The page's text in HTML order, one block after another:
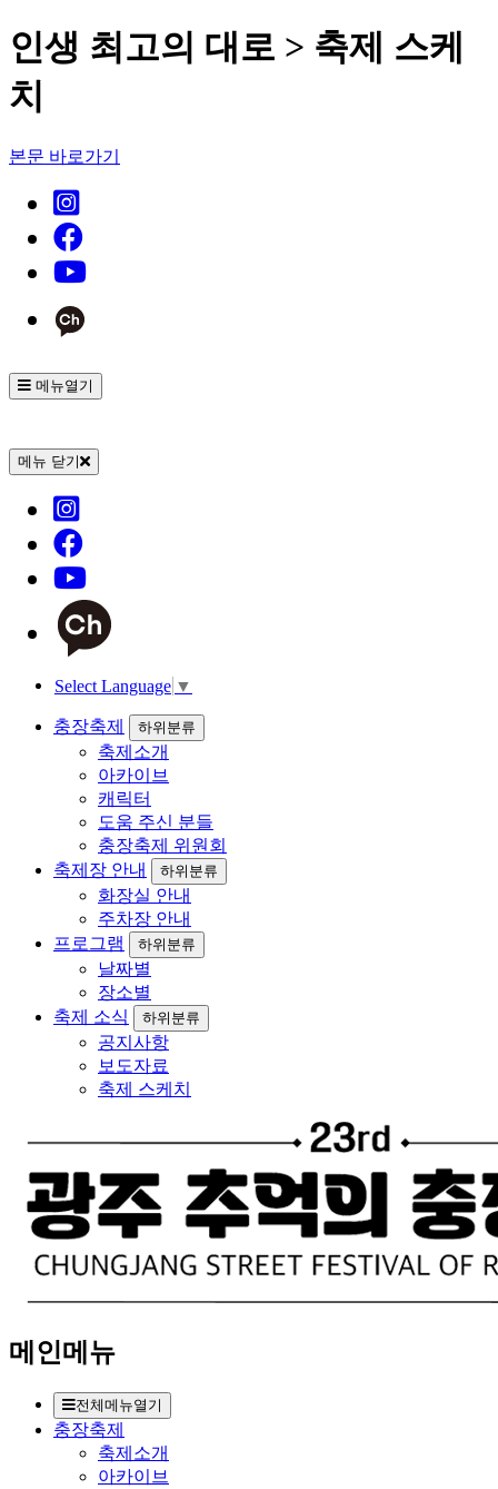
인생 최고의 대로 > 축제 스케
치
본문 바로가기
메뉴열기
메뉴 닫기
Select Language ▼
충장축제 하위분류
축제소개
아카이브
캐릭터
도움 주신 분들
충장축제 위원회
축제장 안내
하위분류
화장실 안내
주차장 안내
프로그램
하위분류
날짜별
장소별
축제 소식
하위분류
공지사항
보도자료
축제 스케치
메인메뉴
전체메뉴열기
충장축제
축제소개
아카이브